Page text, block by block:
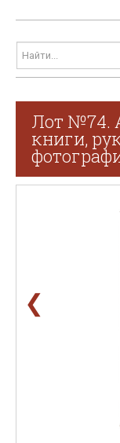
Лот №74.
книги,
❮